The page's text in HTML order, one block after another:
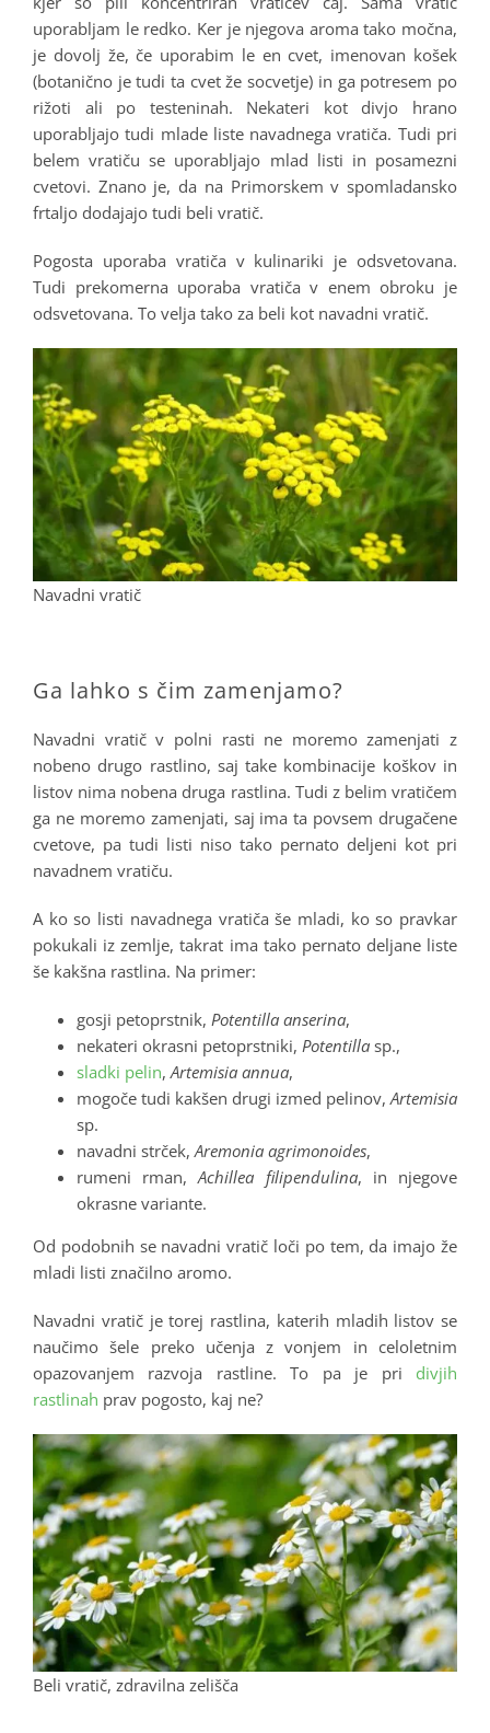
uporabljam le redko. Ker je njegova aroma tako močna,
je dovolj že, če uporabim le en cvet, imenovan košek
(botanično je tudi ta cvet že socvetje) in ga potresem po
rižoti ali po testeninah. Nekateri kot divjo hrano
uporabljajo tudi mlade liste navadnega vratiča. Tudi pri
belem vratiču se uporabljajo mlad listi in posamezni
cvetovi. Znano je, da na Primorskem v spomladansko
frtaljo dodajajo tudi beli vratič.
Pogosta uporaba vratiča v kulinariki je odsvetovana.
Tudi prekomerna uporaba vratiča v enem obroku je
odsvetovana. To velja tako za beli kot navadni vratič.
Navadni vratič
Ga lahko s čim zamenjamo?
Navadni vratič v polni rasti ne moremo zamenjati z
nobeno drugo rastlino, saj take kombinacije koškov in
listov nima nobena druga rastlina. Tudi z belim vratičem
ga ne moremo zamenjati, saj ima ta povsem drugačene
cvetove, pa tudi listi niso tako pernato deljeni kot pri
navadnem vratiču.
A ko so listi navadnega vratiča še mladi, ko so pravkar
pokukali iz zemlje, takrat ima tako pernato deljane liste
še kakšna rastlina. Na primer:
gosji petoprstnik, Potentilla anserina,
nekateri okrasni petoprstniki, Potentilla sp.,
sladki pelin, Artemisia annua,
mogoče tudi kakšen drugi izmed pelinov, Artemisia
sp.
navadni strček, Aremonia agrimonoides,
rumeni rman,Achillea filipendulina, in njegove
okrasne variante.
Od podobnih se navadni vratič loči po tem, da imajo že
mladi listi značilno aromo.
Navadni vratič je torej rastlina, katerih mladih listov se
naučimo šele preko učenja z vonjem in celoletnim
opazovanjem razvoja rastline. To pa je pri divjih
rastlinah prav pogosto, kaj ne?
Beli vratič, zdravilna zelišča